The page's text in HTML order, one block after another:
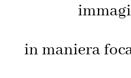
in maniera